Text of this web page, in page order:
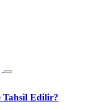
Tahsil Edilir?